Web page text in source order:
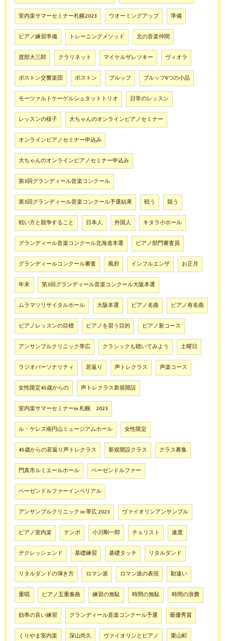
室内楽サマーセミナー札幌2023 ウオーミングアップ 準備
ピアノ練習準備 トレーニングメソッド 北の音楽仲間
渡部大三郎 クラリネット マイケルザレツキー ヴィオラ
ボストン交響楽団 ボストン ブルッフ ブルッフ6つの小品
モーツァルトケーゲルシュタットトリオ 日常のレッスン
レッスンの様子 大ちゃんのオンラインピアノセミナー
オンラインピアノセミナー申込み
大ちゃんのオンラインピアノセミナー申込み
第3回グランディール音楽コンクール
第3回グランディール音楽コンクール予選結果 戦う 競う
戦い方と競争すること 日本人 外国人 キタラ小ホール
グランディール音楽コンクール北海道本選 ピアノ部門審査員
グランディールコンクール審査 風邪 インフルエンザ お正月
年末 第3回グランディール音楽コンクール大阪本選
ムラマツリサイタルホール 大阪本選 ピアノ名曲 ピアノ有名曲
ピアノレッスンの目標 ピアノを習う目的 ピアノ新コース
アンサンブルクリニック帯広 クラシックも聴いてみよう 土曜日
ラジオパーソナリティ 若返り 声トレクラス 声楽コース
女性限定45歳からの 声トレクラス新規開設
室内楽サマーセミナーin 札幌 2023
ル・ケレス南円山ミュージアムホール 女性限定
45歳からの若返り声トレクラス 新規開設クラス クラス募集
門真市ルミエールホール ベーゼンドルファー
ベーゼンドルファーインペリアル
アンサンブルクリニック in 帯広 2023 ヴァイオリンアンサンブル
ピアノ室内楽 テンポ 小川剛一郎 チェリスト 速度
デクレッシェンド 基礎練習 基礎タッチ リタルダンド
リタルダンドの弾き方 ロマン派 ロマン派の表現 勘違い
重唱 ピアノ五重奏曲 練習の無駄 時間の無駄 時間の浪費
効率の良い練習 グランディール音楽コンクール予選 最優秀賞
くりやま室内楽 深山尚久 ヴァイオリンとピアノ 栗山町